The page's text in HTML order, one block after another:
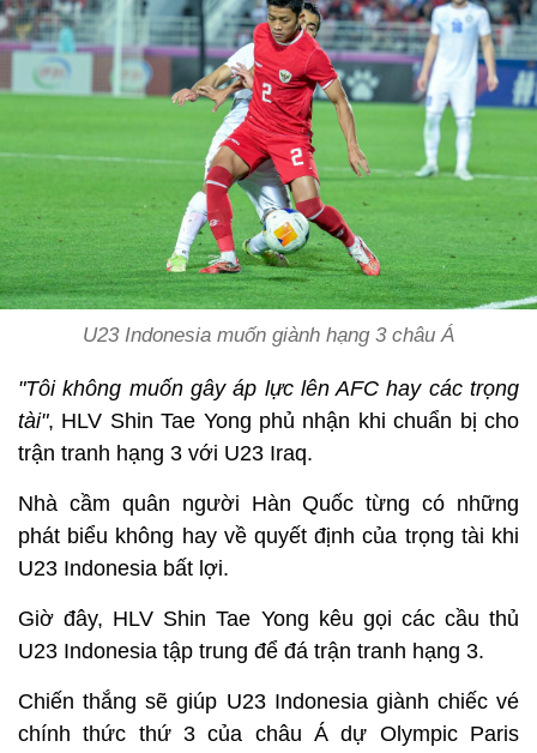
U23 Indonesia muốn giành hạng 3 châu Á
"Tôi không muốn gây áp lực lên AFC hay các trọng
tài", HLV Shin Tae Yong phủ nhận khi chuẩn bị cho
trận tranh hạng 3 với U23 Iraq.
Nhà cầm quân người Hàn Quốc từng có những
phát biểu không hay về quyết định của trọng tài khi
U23 Indonesia bất lợi.
Giờ đây, HLV Shin Tae Yong kêu gọi các cầu thủ
U23 Indonesia tập trung để đá trận tranh hạng 3.
Chiến thắng sẽ giúp U23 Indonesia giành chiếc vé
chính thức thứ 3 của châu Á dự Olympic Paris